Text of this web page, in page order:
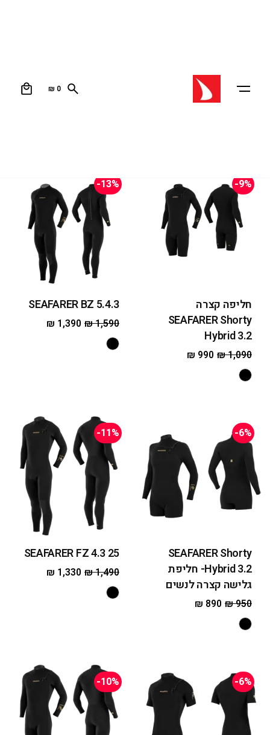
₪ 0 חליפה+ביקורת
עמוד הבית
-9%
חליפה קצרה
SEAFARER Shorty
Hybrid 3.2
₪1,090
₪ 990
-13%
SEAFARER BZ 5.4.3
₪1,590
₪ 1,390
-6%
SEAFARER Shorty
Hybrid 3.2- חליפת
גלישה קצרה לנשים
₪950
₪ 890
-11%
25 SEAFARER FZ 4.3
₪1,490
₪ 1,330
-6%
-10%